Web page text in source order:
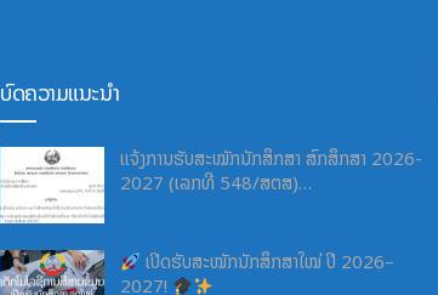
ບົດຄວາມແນະນຳ
ແຈ້ງການຮັບສະໝັກນັກສຶກສາ ສົກສຶກສາ 2026-
2027 (ເລກທີ 548/ສຕສ)…
ເປີດຮັບສະໝັກນັກສຶກສາໃໝ່ ປີ 2026–
2027!